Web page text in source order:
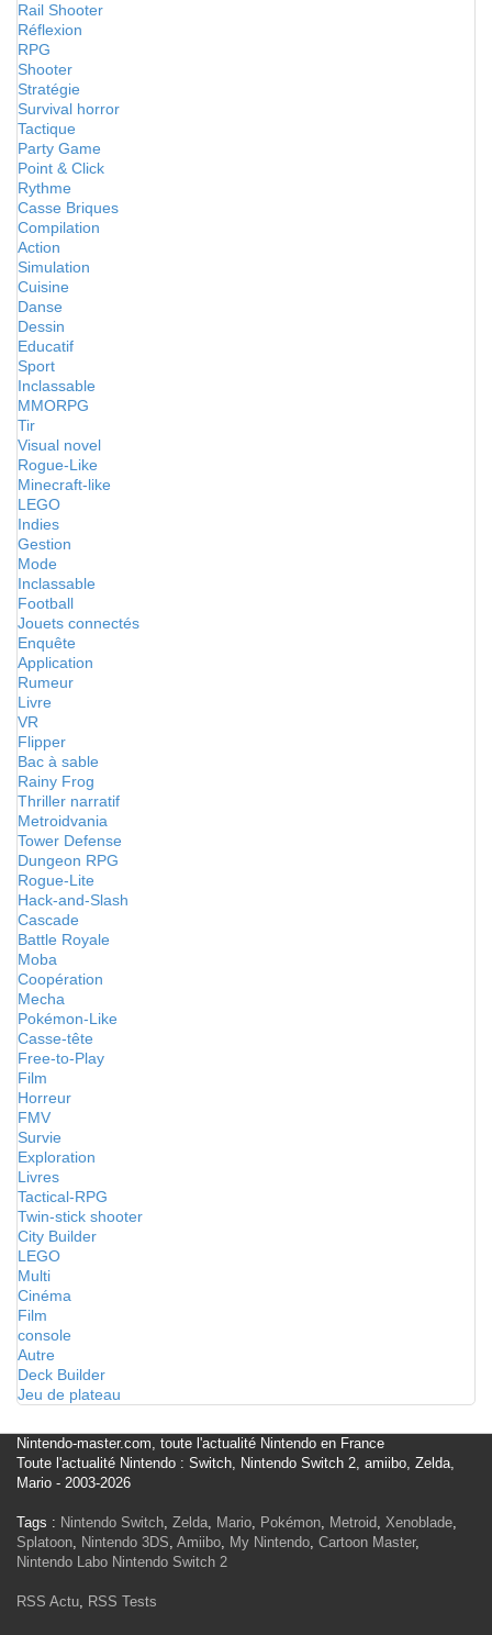
Rail Shooter
Réflexion
RPG
Shooter
Stratégie
Survival horror
Tactique
Party Game
Point & Click
Rythme
Casse Briques
Compilation
Action
Simulation
Cuisine
Danse
Dessin
Educatif
Sport
Inclassable
MMORPG
Tir
Visual novel
Rogue-Like
Minecraft-like
LEGO
Indies
Gestion
Mode
Inclassable
Football
Jouets connectés
Enquête
Application
Rumeur
Livre
VR
Flipper
Bac à sable
Rainy Frog
Thriller narratif
Metroidvania
Tower Defense
Dungeon RPG
Rogue-Lite
Hack-and-Slash
Cascade
Battle Royale
Moba
Coopération
Mecha
Pokémon-Like
Casse-tête
Free-to-Play
Film
Horreur
FMV
Survie
Exploration
Livres
Tactical-RPG
Twin-stick shooter
City Builder
LEGO
Multi
Cinéma
Film
console
Autre
Deck Builder
Jeu de plateau
Nintendo-master.com, toute l'actualité Nintendo en France
Toute l'actualité Nintendo : Switch, Nintendo Switch 2, amiibo, Zelda,
Mario - 2003-2026
Tags : Nintendo Switch, Zelda, Mario, Pokémon, Metroid, Xenoblade,
Splatoon, Nintendo 3DS, Amiibo, My Nintendo, Cartoon Master,
Nintendo Labo Nintendo Switch 2
RSS Actu, RSS Tests